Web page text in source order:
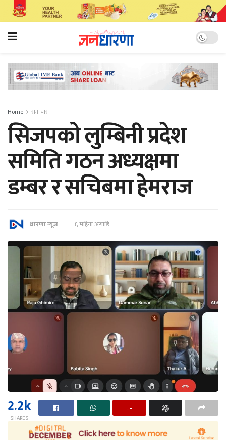
Home समाचार
सिजपको लुम्बिनी प्रदेश
समिति गठन अध्यक्षमा
डम्बर र सचिबमा हेमराज
धारणा न्यूज ६ महिना अगाडि
2.2k
SHARES